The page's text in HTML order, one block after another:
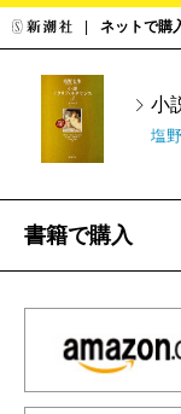
ネットで購
小
塩
書籍で購入